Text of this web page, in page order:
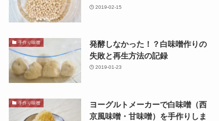
2019-02-15
手作り味噌
発酵しなかった！？白味噌作りの
失敗と再生方法の記録
2019-01-23
手作り味噌
ヨーグルトメーカーで白味噌（西
京風味噌・甘味噌）を手作りしま